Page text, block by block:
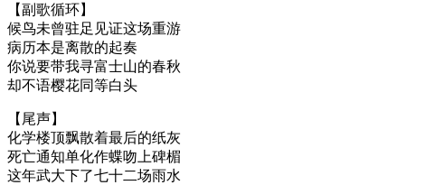
【副歌循环】
候鸟未曾驻足见证这场重游
病历本是离散的起奏
你说要带我寻富士山的春秋
却不语樱花同等白头
【尾声】
化学楼顶飘散着最后的纸灰
死亡通知单化作蝶吻上碑楣
这年武大下了七十二场雨水